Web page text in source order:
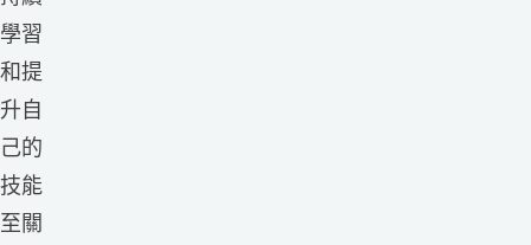
學習
和提
升自
己的
技能
至關